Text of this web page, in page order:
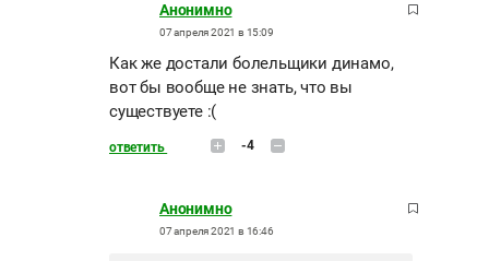
Анонимно
07 апреля 2021 в 15:09
Как же достали болельщики динамо,
вот бы вообще не знать, что вы
существуете :(
ответить -4
Анонимно
07 апреля 2021 в 16:46